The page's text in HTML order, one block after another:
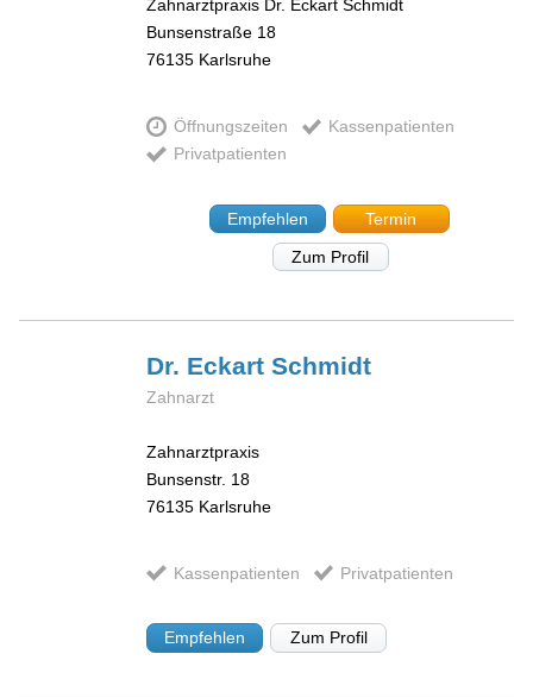
Zahnarztpraxis Dr. Eckart Schmidt
Bunsenstraße 18
76135 Karlsruhe
Öffnungszeiten
Kassenpatienten
Privatpatienten
Empfehlen
Termin
Zum Profil
Dr. EckartSchmidt
Zahnarzt
Zahnarztpraxis
Bunsenstr. 18
76135 Karlsruhe
Kassenpatienten Privatpatienten
Empfehlen Zum Profil